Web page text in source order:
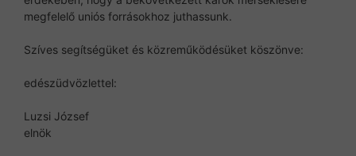
megfelelő uniós forrásokhoz juthassunk.
Szíves segítségüket és közreműködésüket köszönve:
edészüdvözlettel:
Luzsi József
elnök